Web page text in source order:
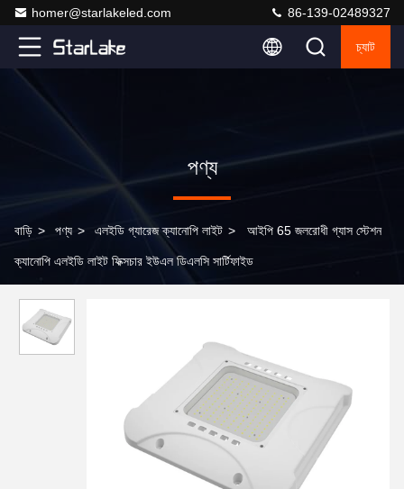
homer@starlakeled.com 86-139-02489327
চ্যাট
পণ্য
বাড়ি > পণ্য > এলইডি গ্যারেজ ক্যানোপি লাইট > আইপি 65 জলরোধী গ্যাস স্টেশন
ক্যানোপি এলইডি লাইট ফিক্সচার ইউএল ডিএলসি সার্টিফাইড